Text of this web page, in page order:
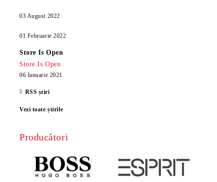
03 August 2022
01 Februarie 2022
Store Is Open
Store Is Open
06 Ianuarie 2021
RSS știri
Vezi toate știrile
Producători